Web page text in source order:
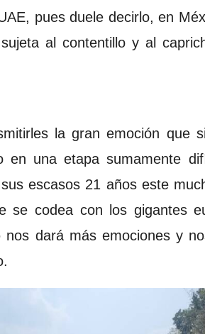
pues duele decirlo, en
al contentillo y al
la gran emoción que
una etapa sumamente
escasos 21 años este
se codea con los gigantes
dará más emociones y